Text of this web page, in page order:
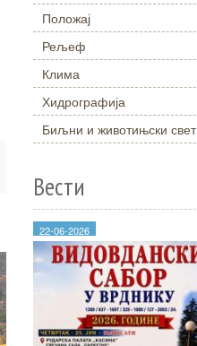
Положај
Рељеф
Клима
Хидрографија
Биљни и животињски свет
Вести
22-06-2026